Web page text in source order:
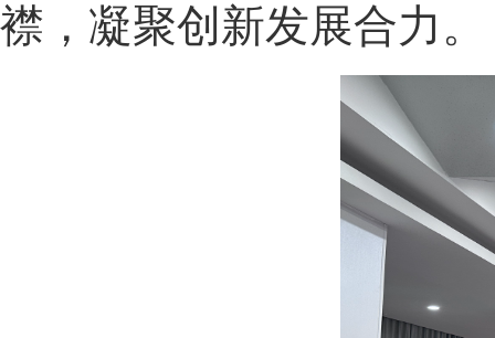
襟，凝聚创新发展合力。